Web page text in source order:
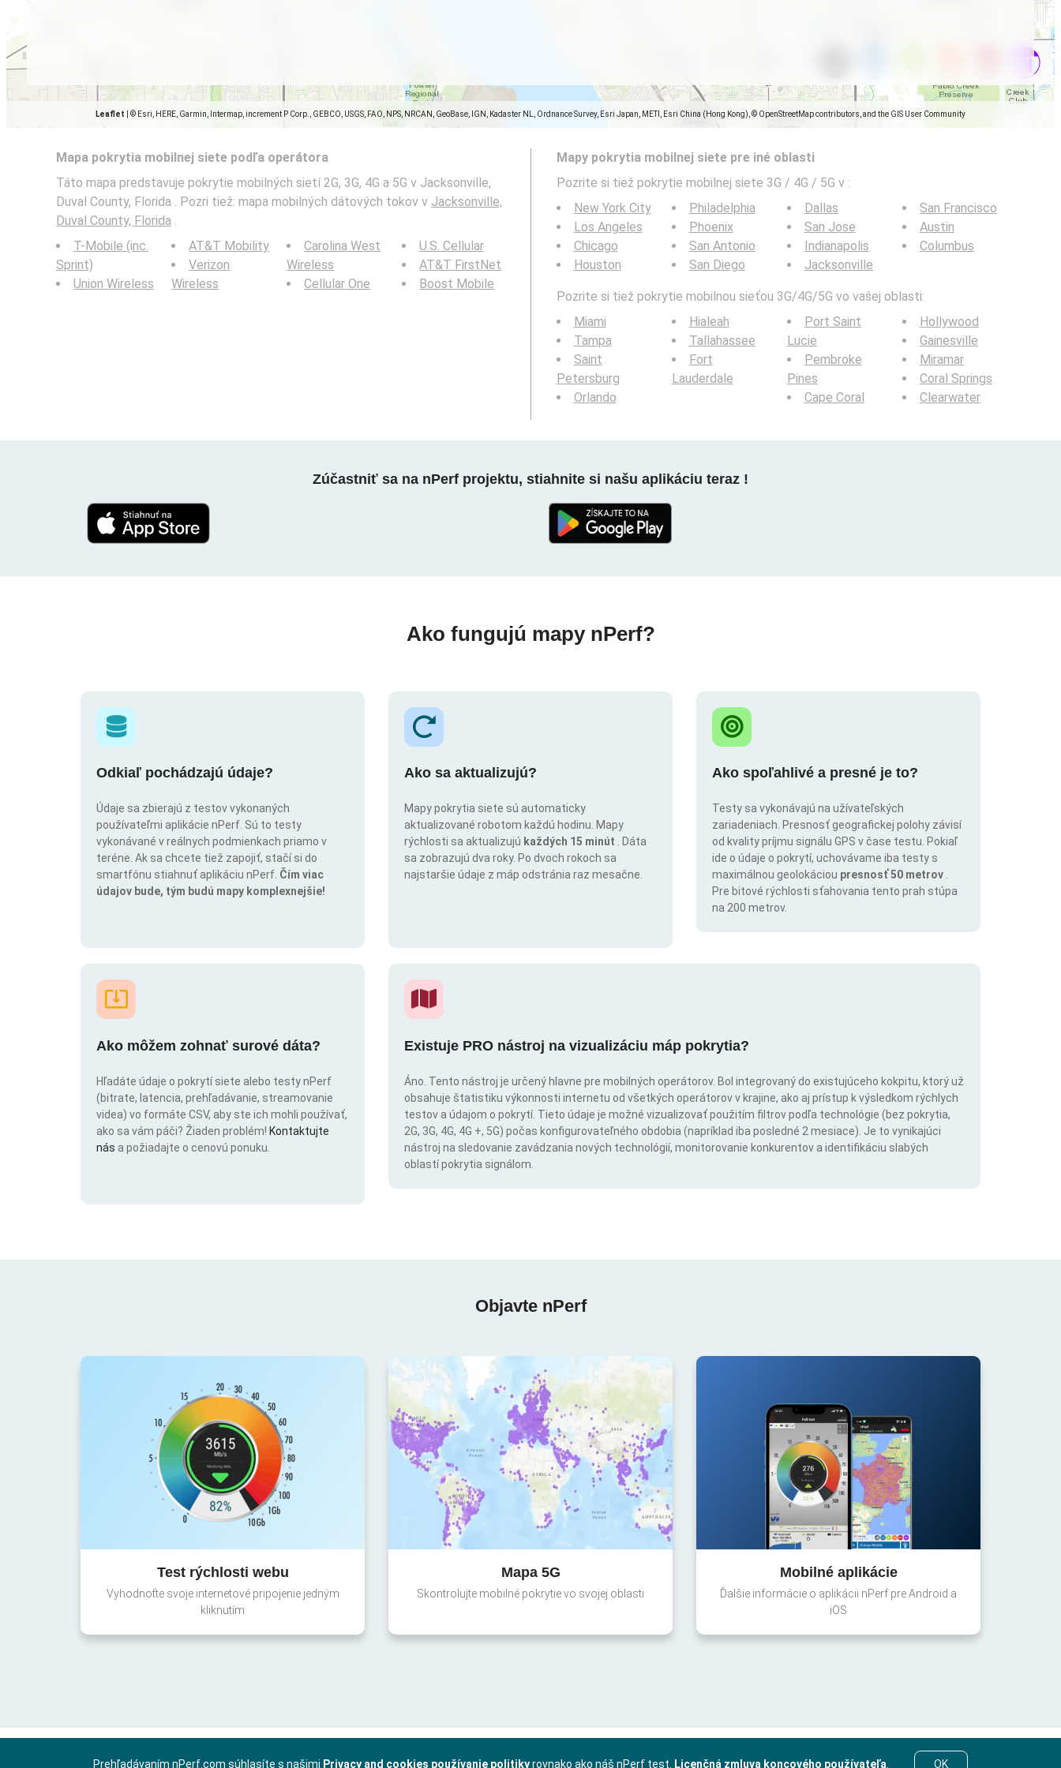
Leaflet © Esri, HERE, Garmin, Intermap, increment P Corp., GEBCO, USGS, FAO, NPS, NRCAN, GeoBase, IGN, Kadaster NL, Ordnance Survey, Esri Japan, METI, Esri China (Hong Kong), © OpenStreetMap contributors, and the GIS User Community
Mapa pokrytia mobilnej siete podľa operátora
Táto mapa predstavuje pokrytie mobilných sietí 2G, 3G, 4G a 5G v Jacksonville,
Duval County, Florida . Pozri tiež: mapa mobilných dátových tokov v Jacksonville,
Duval County, Florida .
T-Mobile (inc.
Sprint)
Union Wireless
AT&T Mobility
Verizon
Wireless
Carolina West
Wireless
Cellular One
U.S. Cellular
AT&T FirstNet
Boost Mobile
Mapy pokrytia mobilnej siete pre iné oblasti
Pozrite si tiež pokrytie mobilnej siete 3G / 4G / 5G v :
New York City
Los Angeles
Chicago
Houston
Philadelphia
Phoenix
San Antonio
San Diego
Dallas
San Jose
Indianapolis
Jacksonville
San Francisco
Austin
Columbus
Pozrite si tiež pokrytie mobilnou sieťou 3G/4G/5G vo vašej oblasti:
Miami
Tampa
Saint
Petersburg
Orlando
Hialeah
Tallahassee
Fort
Lauderdale
Port Saint
Lucie
Pembroke
Pines
Cape Coral
Hollywood
Gainesville
Miramar
Coral Springs
Clearwater
Zúčastniť sa na nPerf projektu, stiahnite si našu aplikáciu teraz !
Ako fungujú mapy nPerf?
Odkiaľ pochádzajú údaje?
Údaje sa zbierajú z testov vykonaných
používateľmi aplikácie nPerf. Sú to testy
vykonávané v reálnych podmienkach priamo v
teréne. Ak sa chcete tiež zapojiť, stačí si do
smartfónu stiahnuť aplikáciu nPerf. Čím viac
údajov bude, tým budú mapy komplexnejšie!
Ako sa aktualizujú?
Mapy pokrytia siete sú automaticky
aktualizované robotom každú hodinu. Mapy
rýchlosti sa aktualizujú každých 15 minút
. Dáta
sa zobrazujú dva roky. Po dvoch rokoch sa
najstaršie údaje z máp odstránia raz mesačne.
Ako spoľahlivé a presné je to?
Testy sa vykonávajú na užívateľských
zariadeniach. Presnosť geografickej polohy závisí
od kvality príjmu signálu GPS v čase testu. Pokiaľ
ide o údaje o pokrytí, uchovávame iba testy s
maximálnou geolokáciou presnosť 50 metrov
Pre bitové rýchlosti sťahovania tento prah stúpa
na 200 metrov.
Ako môžem zohnať surové dáta?
Hľadáte údaje o pokrytí siete alebo testy nPerf
(bitrate, latencia, prehľadávanie, streamovanie
videa) vo formáte CSV, aby ste ich mohli používať,
ako sa vám páči? Žiaden problém! Kontaktujte
nás a požiadajte o cenovú ponuku.
Existuje PRO nástroj na vizualizáciu máp pokrytia?
Áno. Tento nástroj je určený hlavne pre mobilných operátorov. Bol integrovaný do existujúceho kokpitu, ktorý už
obsahuje štatistiku výkonnosti internetu od všetkých operátorov v krajine, ako aj prístup k výsledkom rýchlych
testov a údajom o pokrytí. Tieto údaje je možné vizualizovať použitím filtrov podľa technológie (bez pokrytia,
2G, 3G, 4G, 4G +, 5G) počas konfigurovateľného obdobia (napríklad iba posledné 2 mesiace). Je to vynikajúci
nástroj na sledovanie zavádzania nových technológií, monitorovanie konkurentov a identifikáciu slabých
oblastí pokrytia signálom.
Objavte nPerf
Test rýchlosti webu
Vyhodnoťte svoje internetové pripojenie jedným
kliknutím
Mapa 5G
Skontrolujte mobilné pokrytie vo svojej oblasti
Mobilné aplikácie
Ďalšie informácie o aplikácii nPerf pre Android a
iOS
Prehľadávaním nPerf.com súhlasíte s našimi Privacy and cookies používanie politikyrovnako ako náš nPerf test. Licenčná zmluva koncového používateľa OK